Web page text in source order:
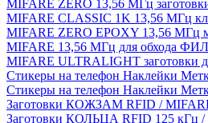
MIFARE ZERO 13,56 МГц
MIFARE CLASSIC 1K 13,56 МГц
MIFARE ZERO EPOXY 13,56 МГц
MIFARE 13,56 МГц для обхода
MIFARE ULTRALIGHT
Стикеры на телефон Наклейки
Стикеры на телефон Наклейки
Заготовки КОЖЗАМ RFID /
Заготовки КОЛЬЦА RFID 125 кГц